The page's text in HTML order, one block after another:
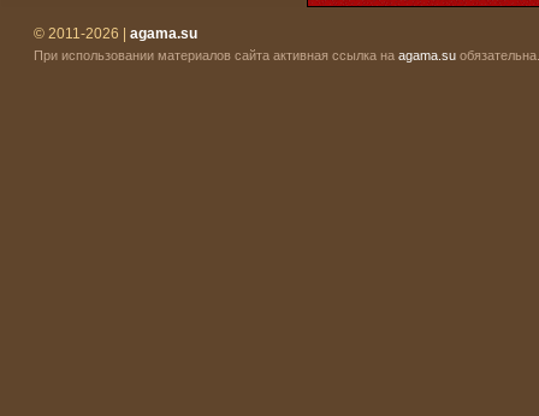
© 2011-2026 | agama.su
При использовании материалов сайта активная ссылка на agama.su обязательна.